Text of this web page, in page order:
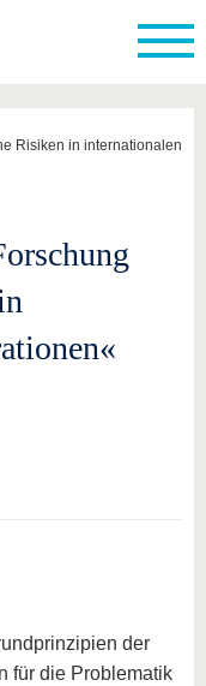
Risiken in internationalen
der
für die Problematik